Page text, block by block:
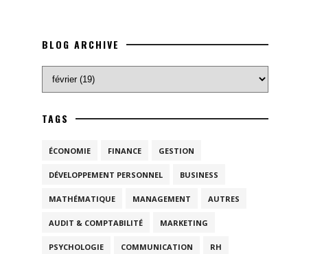
BLOG ARCHIVE
TAGS
ÉCONOMIE FINANCE GESTION
DÉVELOPPEMENT PERSONNEL BUSINESS
MATHÉMATIQUE MANAGEMENT AUTRES
AUDIT & COMPTABILITÉ MARKETING
PSYCHOLOGIE COMMUNICATION RH